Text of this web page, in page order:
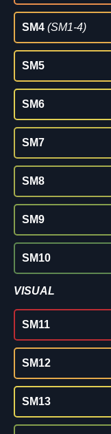
SM4 (SM1-4)
SM5
SM6
SM7
SM8
SM9
SM10
VISUAL
SM11
SM12
SM13